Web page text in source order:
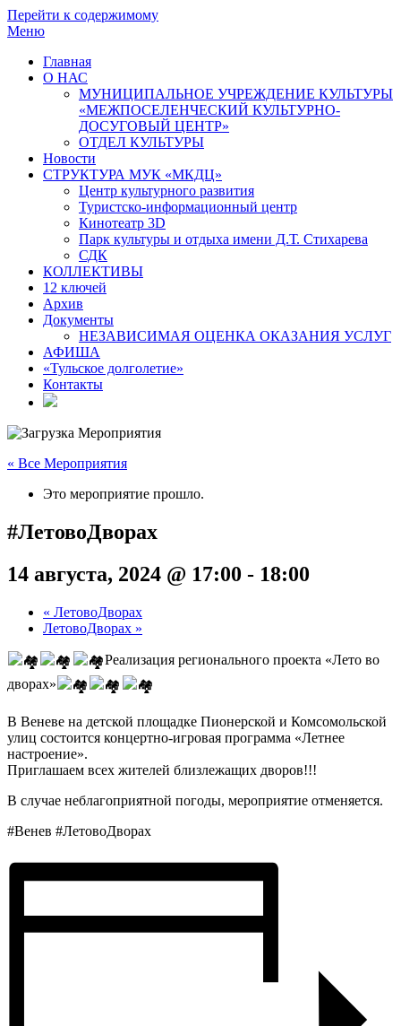
Перейти к содержимому
Меню
Главная
О НАС
МУНИЦИПАЛЬНОЕ УЧРЕЖДЕНИЕ КУЛЬТУРЫ
«МЕЖПОСЕЛЕНЧЕСКИЙ КУЛЬТУРНО-
ДОСУГОВЫЙ ЦЕНТР»
ОТДЕЛ КУЛЬТУРЫ
Новости
СТРУКТУРА МУК «МКДЦ»
Центр культурного развития
Туристско-информационный центр
Кинотеатр 3D
Парк культуры и отдыха имени Д.Т. Стихарева
СДК
КОЛЛЕКТИВЫ
12 ключей
Архив
Документы
НЕЗАВИСИМАЯ ОЦЕНКА ОКАЗАНИЯ УСЛУГ
АФИША
«Тульское долголетие»
Контакты
« Все Мероприятия
Это мероприятие прошло.
#ЛетовоДворах
14 августа, 2024 @ 17:00 - 18:00
« ЛетовоДворах
ЛетовоДворах »
Реализация регионального проекта «Лето во
дворах»
В Веневе на детской площадке Пионерской и Комсомольской
улиц состоится концертно-игровая программа «Летнее
настроение».
Приглашаем всех жителей близлежащих дворов!!!
В случае неблагоприятной погоды, мероприятие отменяется.
#Венев #ЛетовоДворах